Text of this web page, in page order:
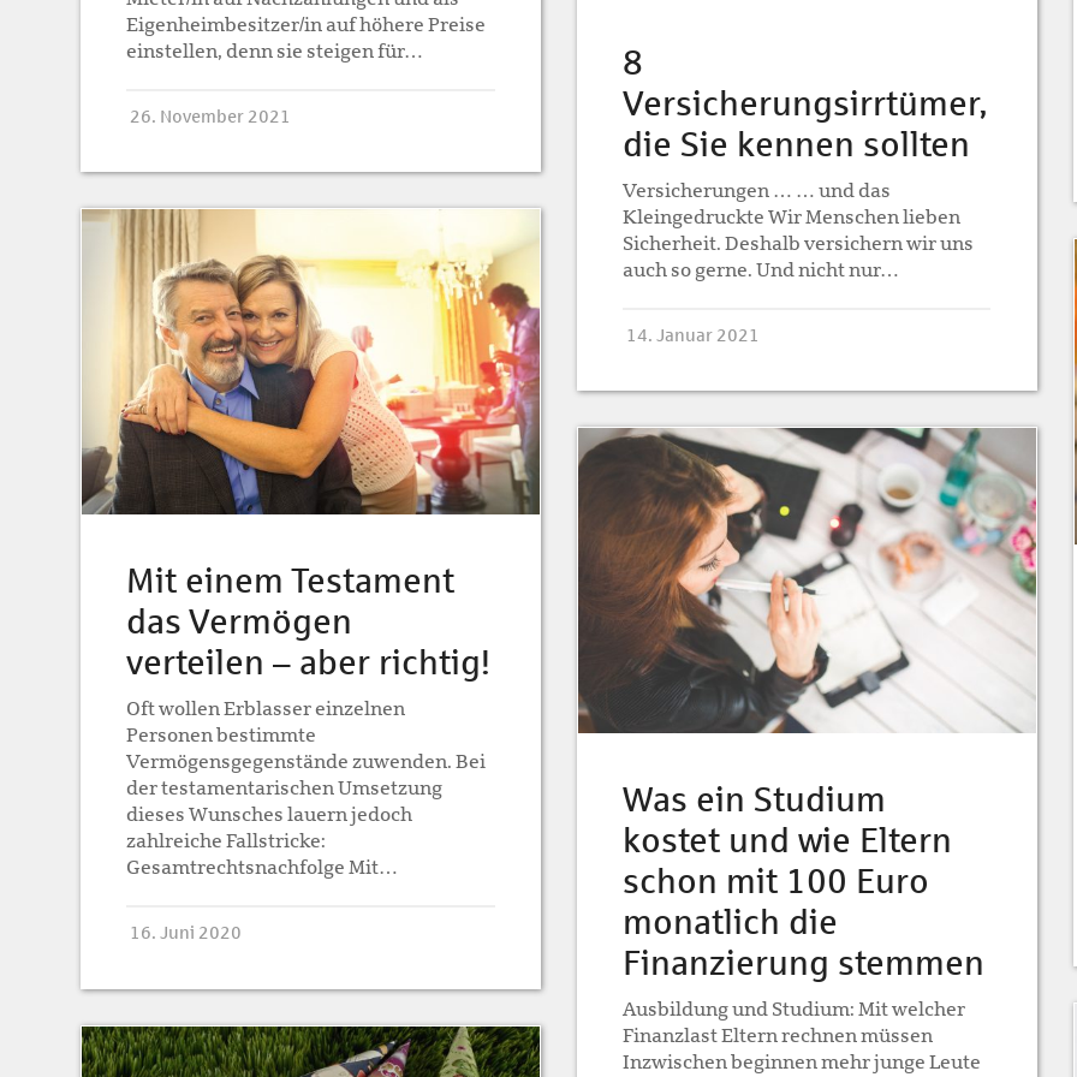
Eigenheimbesitzer/in auf höhere Preise
einstellen, denn sie steigen für…
26. November 2021
8
Versicherungsirrtümer,
die Sie kennen sollten
Versicherungen … … und das
Kleingedruckte Wir Menschen lieben
Sicherheit. Deshalb versichern wir uns
auch so gerne. Und nicht nur…
14. Januar 2021
Mit einem Testament
das Vermögen
verteilen – aber richtig!
Oft wollen Erblasser einzelnen
Personen bestimmte
Vermögensgegenstände zuwenden. Bei
der testamentarischen Umsetzung
dieses Wunsches lauern jedoch
zahlreiche Fallstricke:
Gesamtrechtsnachfolge Mit…
16. Juni 2020
Was ein Studium
kostet und wie Eltern
schon mit 100 Euro
monatlich die
Finanzierung stemmen
Ausbildung und Studium: Mit welcher
Finanzlast Eltern rechnen müssen
Inzwischen beginnen mehr junge Leute